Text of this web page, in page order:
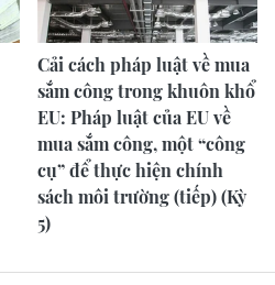
Cải cách pháp luật về mua
sắm công trong khuôn khổ
EU: Pháp luật của EU về
mua sắm công, một “công
cụ” để thực hiện chính
sách môi trường (tiếp) (Kỳ
5)